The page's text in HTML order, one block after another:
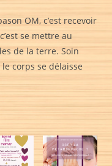
OM, c’est recevoir
se mettre au
de la terre. Soin
corps se délaisse